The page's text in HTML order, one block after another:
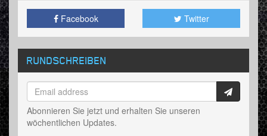
Facebook Twitter
RUNDSCHREIBEN
Abonnieren Sie jetzt und erhalten Sie unseren
wöchentlichen Updates.